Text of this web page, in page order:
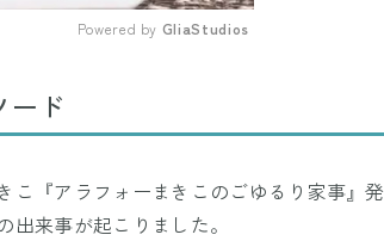
Powered by GliaStudios
ード
こ『アラフォーまきこのごゆるり家事』発
来事が起こりました。